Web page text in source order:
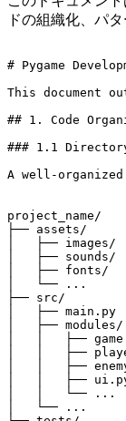
ドの組織化、パ